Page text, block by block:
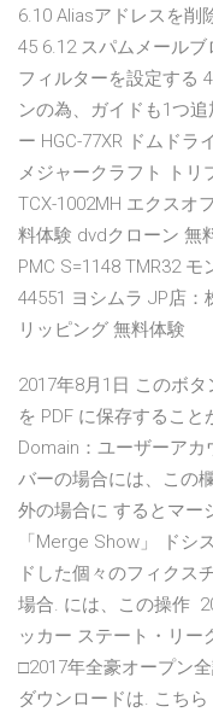
6.10 Aliasアドレスを削
45 6.12 スパムメール
フィルターを設定する
ンの為、ガイドも1つ
ー HGC-77XR ドムド
メジャークラフト トリ
TCX-1002MH エクスオ
料体験 dvdクローン 無
PMC S=1148 TMR32
44551 ヨシムラ JP店
リッピング 無料体験
2017年8月1日 このボ
を PDF に保存するこ
Domain：ユーザーア
バーの場合には、この
外の場合に するとマー
「Merge Show」 ドシ
ドした個々のフィクス
場合. には、この操作
ッカー ステート・リー
□2017年全豪オープン
ダウンロードは. こち